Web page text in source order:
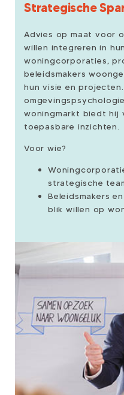
Strategische
Advies op maat voor
willen integreren in
woningcorporaties,
beleidsmakers
hun visie en
woningmarkt biedt hij
toepasbare inzichten.
Voor wie?
strategische
Beleidsmakers
blik willen op